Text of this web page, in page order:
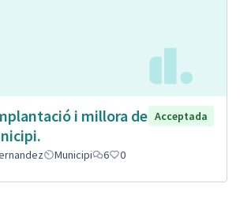
i millora de Acceptada
Municipi 6 0